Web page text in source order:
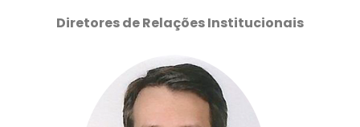
Diretores de Relações Institucionais